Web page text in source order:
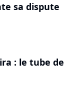
sa dispute
: le tube de